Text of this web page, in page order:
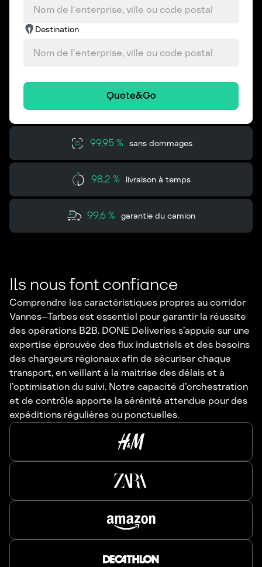
Destination
Quote&Go
99,95 % sans dommages
98,2 % livraison à temps
99,6 % garantie du camion
Ils nous font confiance
Comprendre les caractéristiques propres au corridor
Vannes–Tarbes est essentiel pour garantir la réussite
des opérations B2B. DONE Deliveries s’appuie sur une
expertise éprouvée des flux industriels et des besoins
des chargeurs régionaux afin de sécuriser chaque
transport, en veillant à la maitrise des délais et à
l’optimisation du suivi. Notre capacité d’orchestration
et de contrôle apporte la sérénité attendue pour des
expéditions régulières ou ponctuelles.